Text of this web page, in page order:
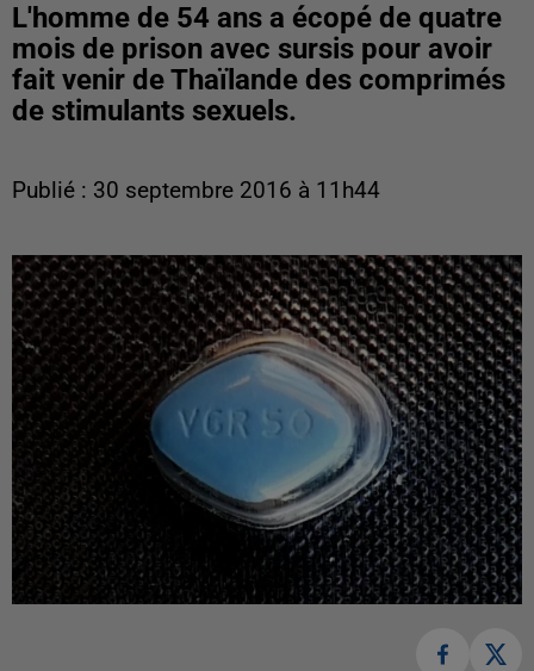
L'homme de 54 ans a écopé de quatre
mois de prison avec sursis pour avoir
fait venir de Thaïlande des comprimés
de stimulants sexuels.
Publié : 30 septembre 2016 à 11h44